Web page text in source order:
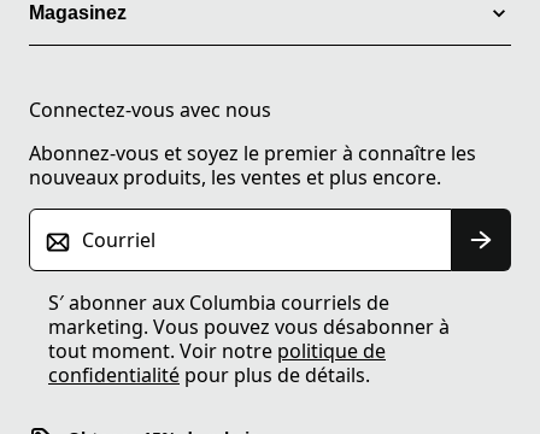
Magasinez
Connectez-vous avec nous
Abonnez-vous et soyez le premier à connaître les
nouveaux produits, les ventes et plus encore.
Courriel
S′ abonner aux Columbia courriels de
marketing. Vous pouvez vous désabonner à
tout moment. Voir notre politique de
confidentialité pour plus de détails.